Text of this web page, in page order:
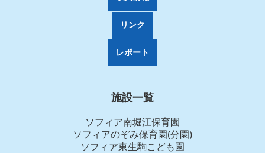
リンク
レポート
施設一覧
ソフィア南堀江保育園
ソフィアのぞみ保育園(分園)
ソフィア東生駒こども園